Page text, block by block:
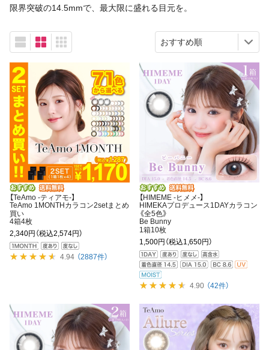
限界突破の14.5mmで、最大限に盛れる目元を。
【TeAmo -ティアモ-】
TeAmo 1MONTHカラコン2setまとめ
買い
4箱4枚
2,340円 （税込2,574円）
4.94 （2887件）
【HIMEME -ヒメメ-】
HIMEKAプロデュース1DAYカラコン
《全5色》
Be Bunny
1箱10枚
1,500円 （税込1,650円）
4.90 （42件）